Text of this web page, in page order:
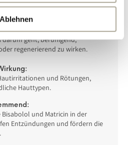
Ablehnen
Kamille ist ein wahres
die Menschen bereits seit vielen
darum geht, beruhigend,
regenerierend zu wirken.
und Rötungen,
Hauttypen.
und Matricin in der
Entzündungen und fördern die